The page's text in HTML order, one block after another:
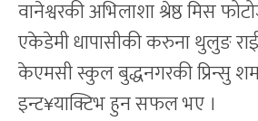
वानेश्वरकी अभिलाशा श्रेष्ठ मिस
एकेडेमी धापासीकी करुना थुलुङ
केएमसी स्कुल बुद्धनगरकी प्रिन्सु
इन्ट¥याक्टिभ हुन सफल भए ।